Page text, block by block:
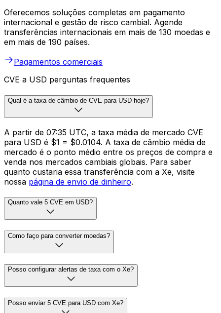
Oferecemos soluções completas em pagamento
internacional e gestão de risco cambial. Agende
transferências internacionais em mais de 130 moedas e
em mais de 190 países.
Pagamentos comerciais
CVE a USD perguntas frequentes
Qual é a taxa de câmbio de CVE para USD hoje?
A partir de 07:35 UTC, a taxa média de mercado CVE
para USD é $1 = $0.0104. A taxa de câmbio média de
mercado é o ponto médio entre os preços de compra e
venda nos mercados cambiais globais. Para saber
quanto custaria essa transferência com a Xe, visite
nossa página de envio de dinheiro.
Quanto vale 5 CVE em USD?
Como faço para converter moedas?
Posso configurar alertas de taxa com o Xe?
Posso enviar 5 CVE para USD com Xe?